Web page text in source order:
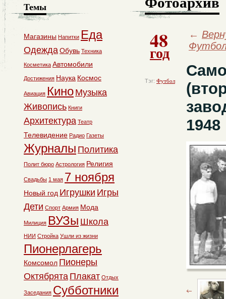
48
год
Тэг: Футбол
←
1948
Темы
Магазины Напитки Еда
ОдеждаОбувь Техника
Косметика Автомобили
Достижения Наука Космос
Авиация Кино Музыка
Живопись Книги
Архитектура Театр
Телевидение Радио Газеты
Журналы Политика
Полит бюро Астрология Религия
Свадьбы 1 мая 7 ноября
Новый год Игрушки Игры
Дети Спорт Армия Мода
Милиция ВУЗы Школа
НИИ Стройка Ушли из жизни
Пионерлагерь
Комсомол Пионеры
Октябрята Плакат Отдых
Заседания Субботники